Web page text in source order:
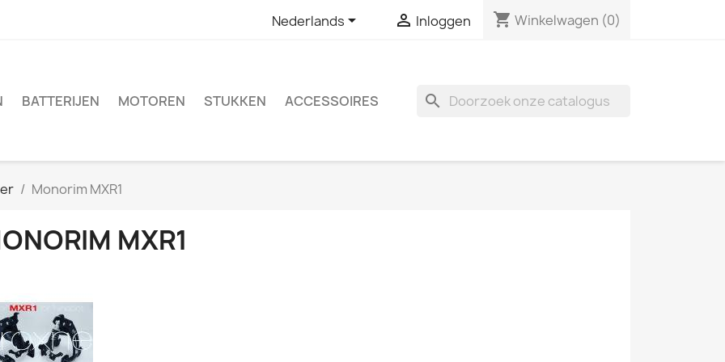
Nederlands  Inloggen shopping_cart Winkelwagen (0)
BATTERIJEN MOTOREN STUKKEN ACCESSOIRES search
Monorim MXR1
MXR1